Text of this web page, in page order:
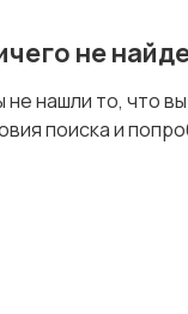
не
не нашли то, что
поиска и